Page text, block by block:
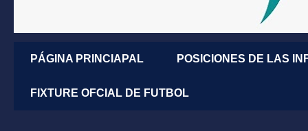
PÁGINA PRINCIAPAL POSICIONES DE LAS
FIXTURE OFCIAL DE FUTBOL